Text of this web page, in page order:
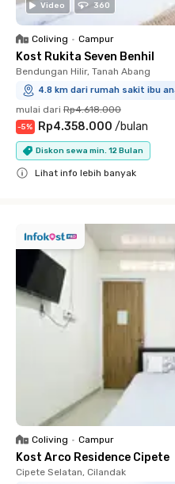
Video 360
Coliving • Campur
Kost Rukita Seven Benhil
Bendungan Hilir, Tanah Abang
4.8 km dari rumah sakit ibu
mulai dari Rp4.618.000
-5% Rp4.358.000 /bulan
Diskon sewa min. 12 Bulan
Lihat info lebih banyak
Coliving • Campur
Kost Arco Residence Cipete
Cipete Selatan, Cilandak